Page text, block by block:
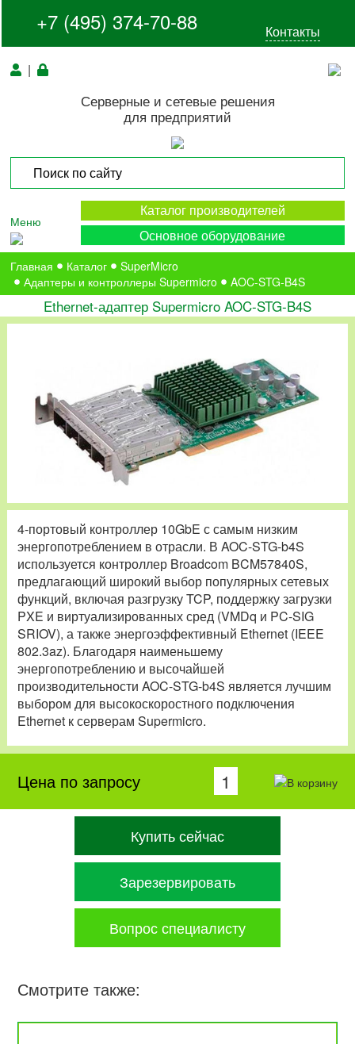
+7 (495) 374-70-88 Контакты
|
Серверные и сетевые решения
для предприятий
Меню
Каталог производителей
Основное оборудование
Главная Каталог
SuperMicro
Адаптеры и контроллеры Supermicro
AOC-STG-B4S
Ethernet-адаптер Supermicro AOC-STG-B4S
4-портовый контроллер 10GbE с самым низким
энергопотреблением в отрасли. В AOC-STG-b4S
используется контроллер Broadcom BCM57840S,
предлагающий широкий выбор популярных сетевых
функций, включая разгрузку TCP, поддержку загрузки
PXE и виртуализированных сред (VMDq и PC-SIG
SRIOV), а также энергоэффективный Ethernet (IEEE
802.3az). Благодаря наименьшему
энергопотреблению и высочайшей
производительности AOC-STG-b4S является лучшим
выбором для высокоскоростного подключения
Ethernet к серверам Supermicro.
Цена по запросу
Купить сейчас
Зарезервировать
Вопрос специалисту
Смотрите также: